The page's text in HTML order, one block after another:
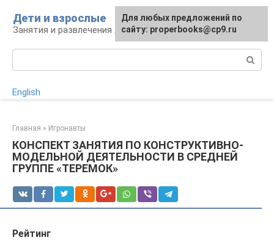
контенту
Дети и взрослые
Занятия и развлечения для дошкольников
English
Главная » Игронавты
КОНСПЕКТ ЗАНЯТИЯ ПО КОНСТРУКТИВНО-
МОДЕЛЬНОЙ ДЕЯТЕЛЬНОСТИ В СРЕДНЕЙ
ГРУППЕ «ТЕРЕМОК»
Рейтинг
Для любых предложений по
сайту: properbooks@cp9.ru